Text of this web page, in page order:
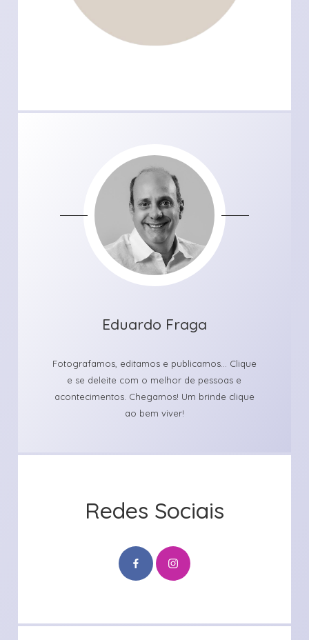
Eduardo Fraga
Fotografamos, editamos e publicamos... Clique
e se deleite com o melhor de pessoas e
acontecimentos. Chegamos! Um brinde clique
ao bem viver!
Redes Sociais